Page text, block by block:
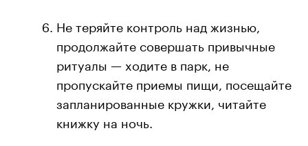
Не теряйте контроль над жизнью,
продолжайте совершать привычные
ритуалы — ходите в парк, не
пропускайте приемы пищи, посещайте
запланированные кружки, читайте
книжку на ночь.